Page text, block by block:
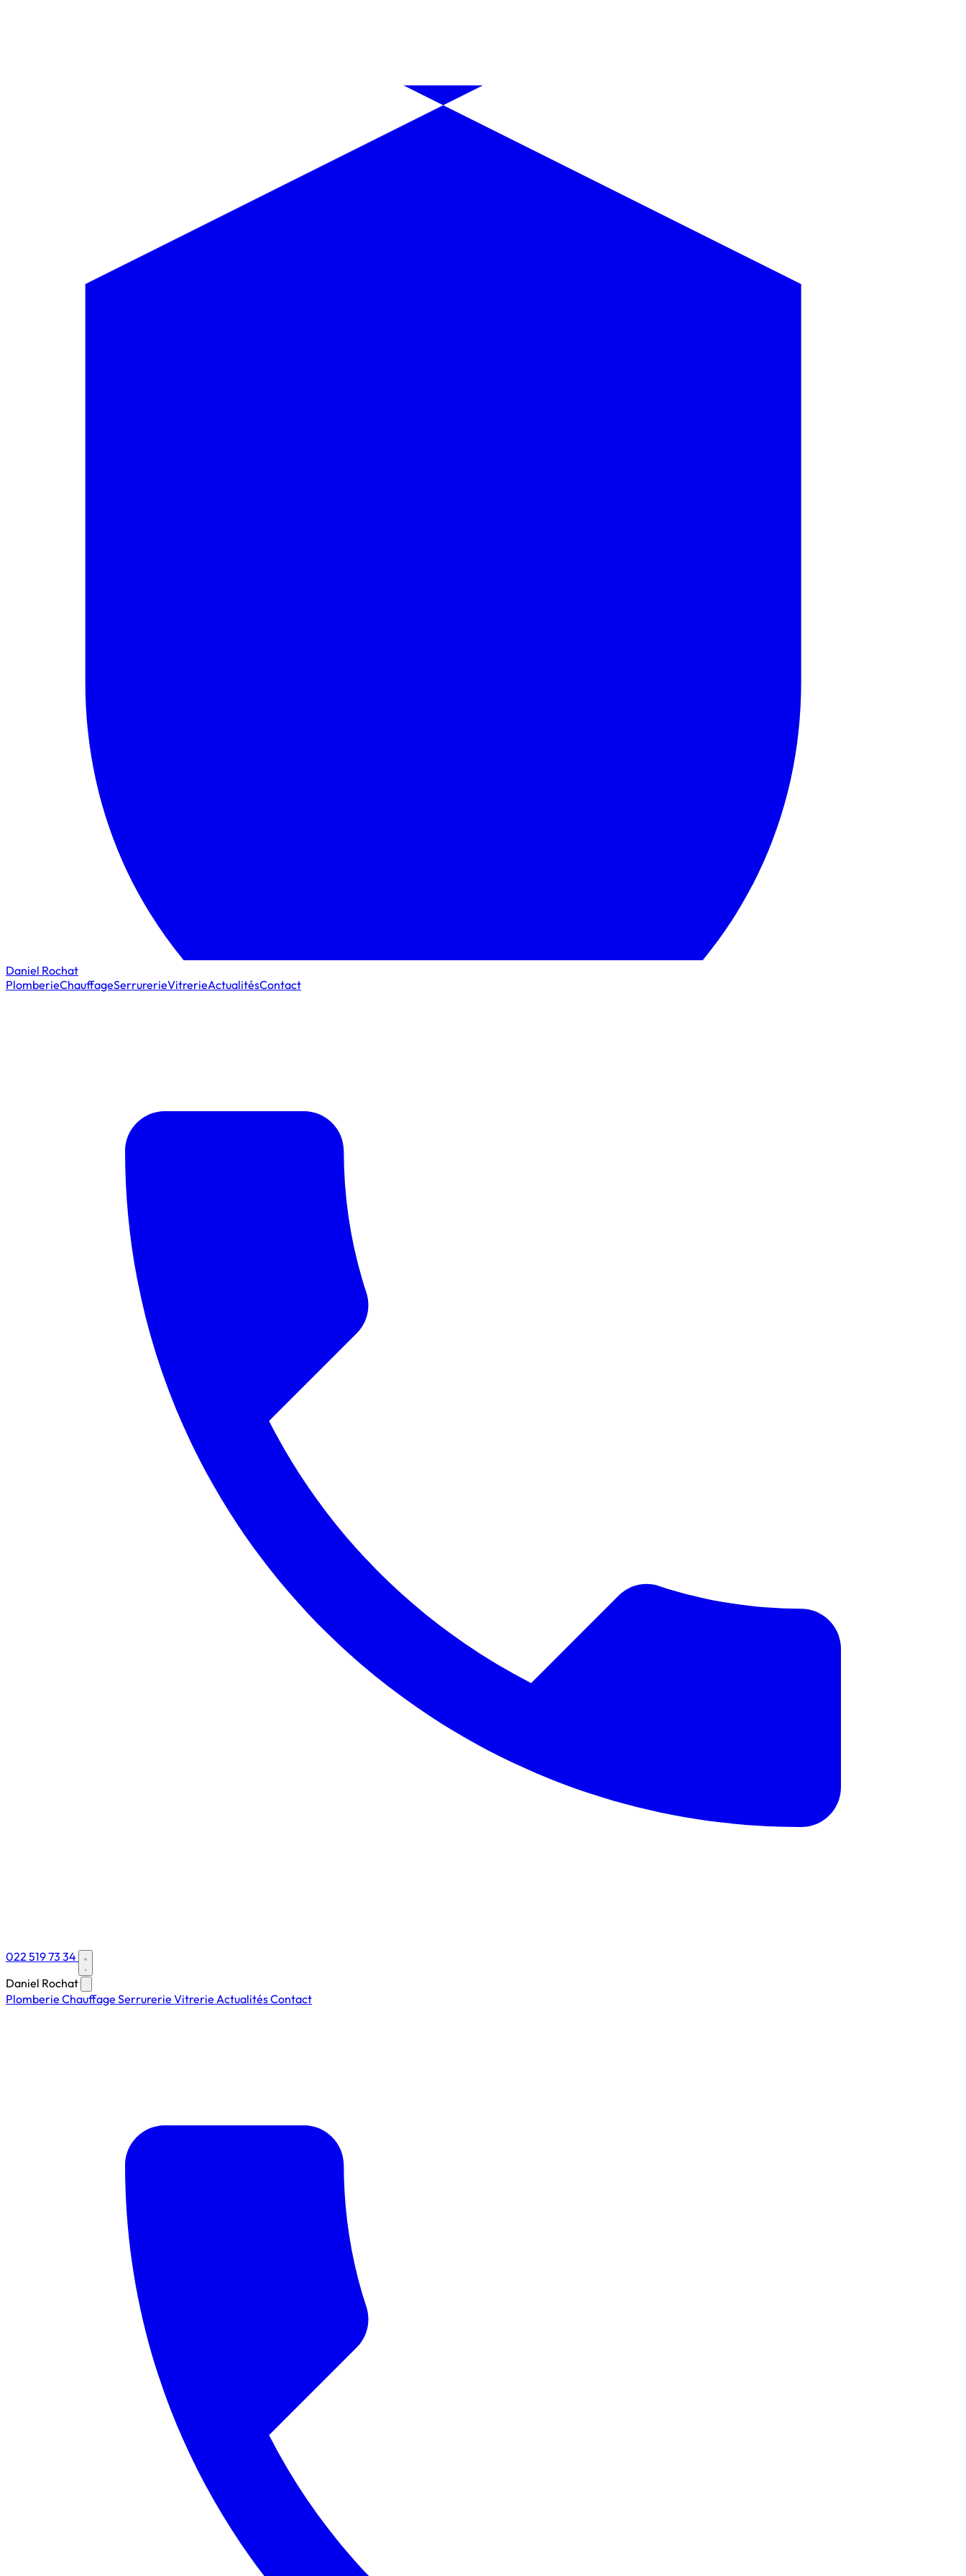
Daniel Rochat
PlomberieChauffageSerrurerieVitrerieActualitésContact
022 519 73 34
Daniel Rochat
Plomberie Chauffage Serrurerie Vitrerie ActualitésContact